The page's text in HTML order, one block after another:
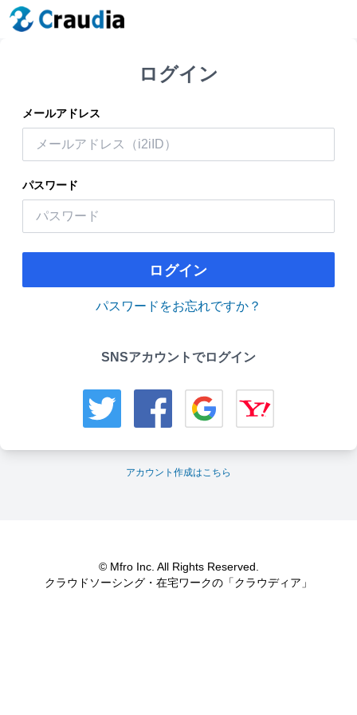
ログイン
メールアドレス
パスワード
ログイン
パスワードをお忘れですか？
SNSアカウントでログイン
アカウント作成はこちら
© Mfro Inc. All Rights Reserved.
クラウドソーシング・在宅ワークの「クラウディア」